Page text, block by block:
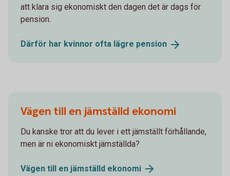
att klara sig ekonomiskt den dagen det är dags för
pension.
Därför har kvinnor ofta lägre pension
Vägen till en jämställd ekonomi
Du kanske tror att du lever i ett jämställt förhållande,
men är ni ekonomiskt jämställda?
Vägen till en jämställd ekonomi